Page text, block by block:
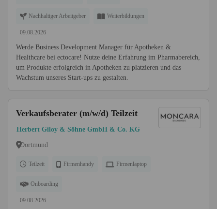
Nachhaltiger Arbeitgeber Weiterbildungen
09.08.2026
Werde Business Development Manager für Apotheken &
Healthcare bei ectocare! Nutze deine Erfahrung im Pharmabereich,
um Produkte erfolgreich in Apotheken zu platzieren und das
Wachstum unseres Start-ups zu gestalten.
Verkaufsberater (m/w/d) Teilzeit
Herbert Giloy & Söhne GmbH & Co. KG
Dortmund
Teilzeit Firmenhandy Firmenlaptop
Onboarding
09.08.2026